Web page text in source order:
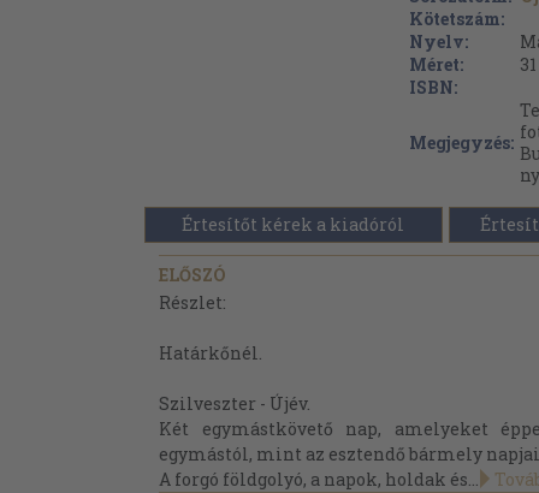
Kötetszám:
Nyelv:
Méret:
ISBN:
Megjegyzés:
Értesítőt kérek a kiadóról
ELŐSZÓ
Részlet:
Határkőnél.
Szilveszter - Újév.
Két egymástkövető nap, amelyeket
egymástól, mint az esztendő bármely
A forgó földgolyó, a napok, holdak és...